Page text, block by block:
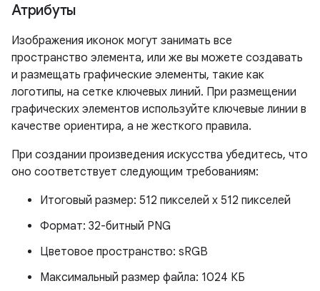
Атрибуты
Изображения иконок могут занимать все
пространство элемента, или же вы можете создавать
и размещать графические элементы, такие как
логотипы, на сетке ключевых линий. При размещении
графических элементов используйте ключевые линии в
качестве ориентира, а не жесткого правила.
При создании произведения искусства убедитесь, что
оно соответствует следующим требованиям:
Итоговый размер: 512 пикселей x 512 пикселей
Формат: 32-битный PNG
Цветовое пространство: sRGB
Максимальный размер файла: 1024 КБ